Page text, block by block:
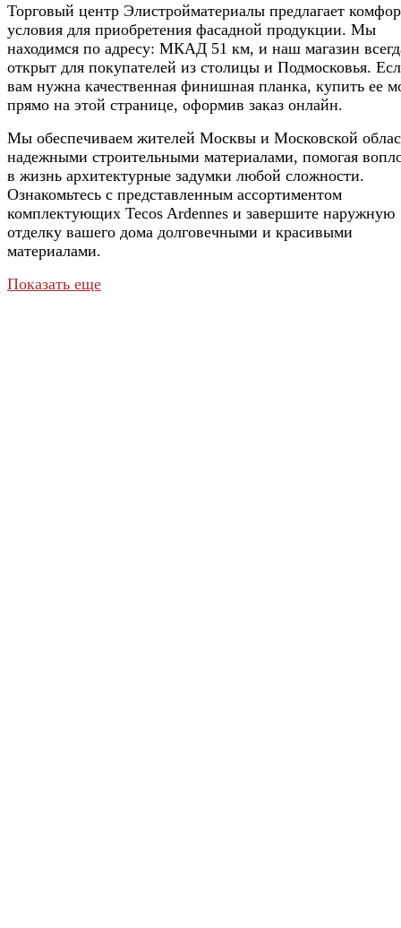
Торговый центр Элистройматериалы предлагает
условия для приобретения фасадной продукции. Мы
находимся по адресу: МКАД 51 км, и наш магазин
открыт для покупателей из столицы и Подмосковья.
вам нужна качественная финишная планка, купить ее
прямо на этой странице, оформив заказ онлайн.
Мы обеспечиваем жителей Москвы и Московской
надежными строительными материалами, помогая
в жизнь архитектурные задумки любой сложности.
Ознакомьтесь с представленным ассортиментом
комплектующих Tecos Ardennes и завершите наружную
отделку вашего дома долговечными и красивыми
материалами.
Показать еще